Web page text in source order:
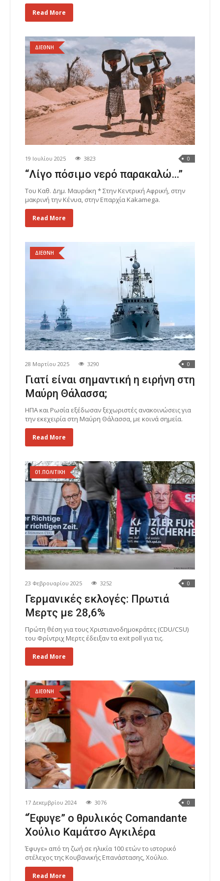
Read More
ΔΙΕΘΝΗ
19 Ιουλίου 2025 3823 0
“Λίγο πόσιμο νερό παρακαλώ…”
Του Καθ. Δημ. Μαυράκη * Στην Κεντρική Αφρική, στην
μακρινή την Κένυα, στην Επαρχία Kakamega.
Read More
ΔΙΕΘΝΗ
28 Μαρτίου 2025 3290 0
Γιατί είναι σημαντική η ειρήνη στη
Μαύρη Θάλασσα;
ΗΠΑ και Ρωσία εξέδωσαν ξεχωριστές ανακοινώσεις για
την εκεχειρία στη Μαύρη Θάλασσα, με κοινά σημεία.
Read More
01.ΠΟΛΙΤΙΚΗ
23 Φεβρουαρίου 2025 3252 0
Γερμανικές εκλογές: Πρωτιά
Μερτς με 28,6%
Πρώτη θέση για τους Χριστιανοδημοκράτες (CDU/CSU)
του Φρίντριχ Μερτς έδειξαν τα exit poll για τις.
Read More
ΔΙΕΘΝΗ
17 Δεκεμβρίου 2024 3076 0
“Έφυγε” ο θρυλικός Comandante
Χούλιο Καμάτσο Αγκιλέρα
Έφυγε» από τη ζωή σε ηλικία 100 ετών το ιστορικό
στέλεχος της Κουβανικής Επανάστασης, Χούλιο.
Read More